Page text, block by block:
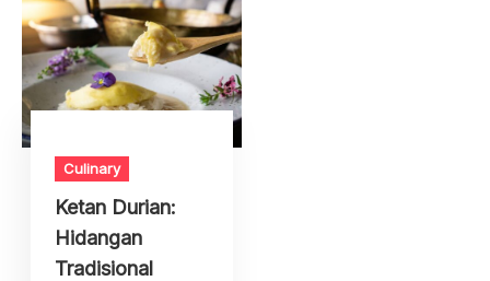
Culinary
Ketan Durian:
Hidangan
Tradisional